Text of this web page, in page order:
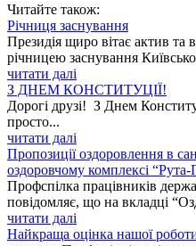
Читайте також:
Річниця заснування
Президія щиро вітає актив та
річницею заснування
читати далі
З ДНЕМ КОНСТИТУЦІЇ!
Дорогі друзі! З Днем
просто...
читати далі
Пропозиції оздоровлення в
оздоровчому комплексі
Профспілка працівників
повідомляє, що на вкладці
читати далі
Найкраща оцінка нашої